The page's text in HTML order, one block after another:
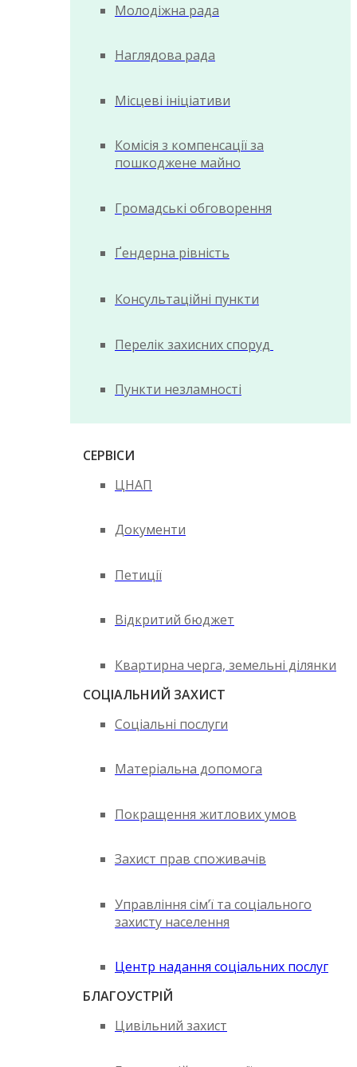
Молодіжна рада
Наглядова рада
Місцеві ініціативи
Комісія з компенсації за
пошкоджене майно
Громадські обговорення
Ґендерна рівність
Консультаційні пункти
Перелік захисних споруд
Пункти незламності
СЕРВІСИ
ЦНАП
Документи
Петиції
Відкритий бюджет
Квартирна черга, земельні ділянки
СОЦІАЛЬНИЙ ЗАХИСТ
Соціальні послуги
Матеріальна допомога
Покращення житлових умов
Захист прав споживачів
Управління сім’ї та соціального
захисту населення
Центр надання соціальних послуг
БЛАГОУСТРІЙ
Цивільний захист